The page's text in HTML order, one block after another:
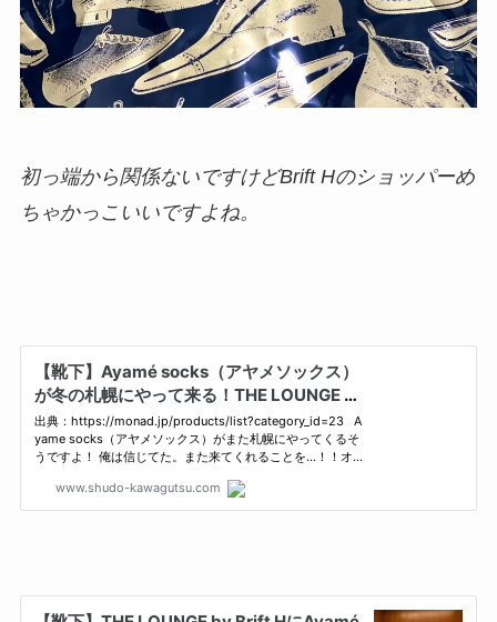
初っ端から関係ないですけどBrift Hのショッパーめ
ちゃかっこいいですよね。